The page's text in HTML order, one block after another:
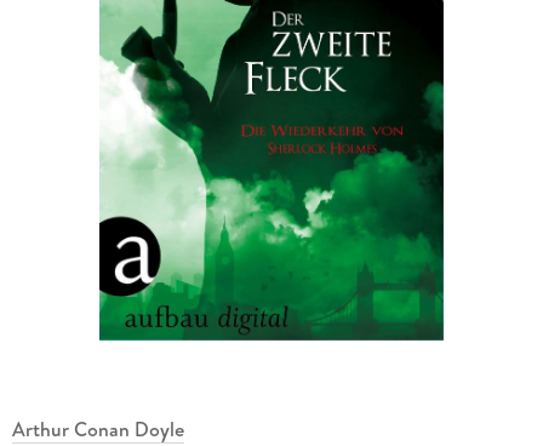
Arthur Conan Doyle